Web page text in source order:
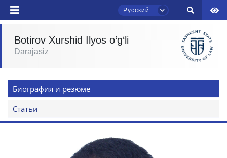
Русский
Botirov Xurshid Ilyos o‘g‘li
Darajasiz
Биография и резюме
Статьи
Чат приёмной комиссии ТГЮУ
Здравствуйте! Добро пожаловать в чат